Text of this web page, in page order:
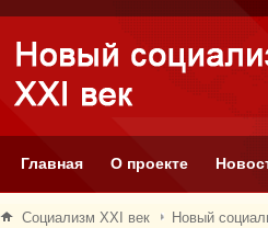
Главная О проекте
Социализм XXI век Новый